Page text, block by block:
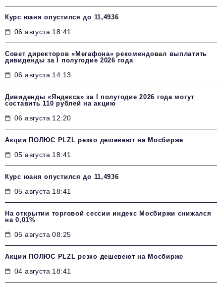
Курс юаня опустился до 11,4936
06 августа 18:41
Совет директоров «Мегафона» рекомендовал выплатить
дивиденды за I полугодие 2026 года
06 августа 14:13
Дивиденды «Яндекса» за I полугодие 2026 года могут
составить 110 рублей на акцию
06 августа 12:20
Акции ПОЛЮС PLZL резко дешевеют на Мосбирже
05 августа 18:41
Курс юаня опустился до 11,4936
05 августа 18:41
На открытии торговой сессии индекс Мосбиржи снижался
на 0,01%
05 августа 08:25
Акции ПОЛЮС PLZL резко дешевеют на Мосбирже
04 августа 18:41